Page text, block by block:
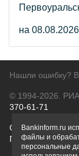
на 08.08.2026
Нашли ошибку?
© 1994-2026.
370-61-71
О проекте
Правовая
Bankinform.ru
файлы и
персональные